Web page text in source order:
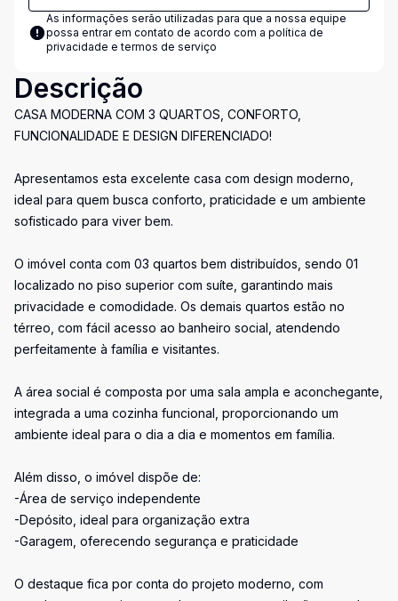
As informações serão utilizadas para que a nossa equipe
possa entrar em contato de acordo com a política de
privacidade e termos de serviço
Descrição
CASA MODERNA COM 3 QUARTOS, CONFORTO,
FUNCIONALIDADE E DESIGN DIFERENCIADO!
Apresentamos esta excelente casa com design moderno,
ideal para quem busca conforto, praticidade e um ambiente
sofisticado para viver bem.
O imóvel conta com 03 quartos bem distribuídos, sendo 01
localizado no piso superior com suíte, garantindo mais
privacidade e comodidade. Os demais quartos estão no
térreo, com fácil acesso ao banheiro social, atendendo
perfeitamente à família e visitantes.
A área social é composta por uma sala ampla e aconchegante,
integrada a uma cozinha funcional, proporcionando um
ambiente ideal para o dia a dia e momentos em família.
Além disso, o imóvel dispõe de:
-Área de serviço independente
-Depósito, ideal para organização extra
-Garagem, oferecendo segurança e praticidade
O destaque fica por conta do projeto moderno, com